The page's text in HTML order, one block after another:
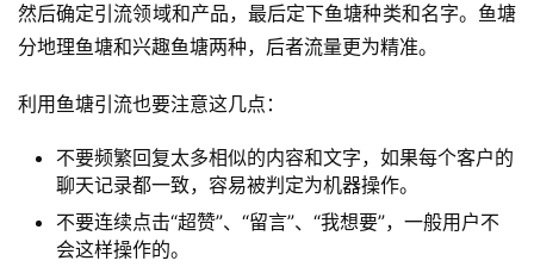
然后确定引流领域和产品，最后定下鱼塘种类和名字。鱼塘
分地理鱼塘和兴趣鱼塘两种，后者流量更为精准。
利用鱼塘引流也要注意这几点：
不要频繁回复太多相似的内容和文字，如果每个客户的
聊天记录都一致，容易被判定为机器操作。
不要连续点击“超赞”、“留言”、“我想要”，一般用户不
会这样操作的。